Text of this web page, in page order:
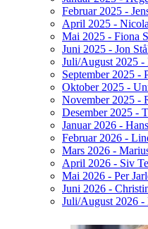
Februar 2025 -
April 2025 -
Mai 2025 - Fiona
Juni 2025 - Jon
Juli/August 2025 -
September 2025 -
Oktober 2025 -
November 2025 -
Desember 2025 -
Januar 2026 -
Februar 2026 -
Mars 2026 -
April 2026 - Siv
Mai 2026 - Per
Juni 2026 -
Juli/August 2026 -